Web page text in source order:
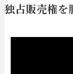
独占販売権を